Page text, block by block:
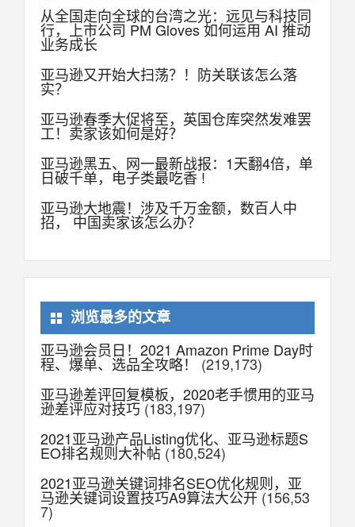
从全国走向全球的台湾之光：远见与科技同
行，上市公司 PM Gloves 如何运用 AI 推动
业务成长
亚马逊又开始大扫荡？！防关联该怎么落
实？
亚马逊春季大促将至，英国仓库突然发难罢
工！卖家该如何是好？
亚马逊黑五、网一最新战报：1天翻4倍，单
日破千单，电子类最吃香 !
亚马逊大地震！涉及千万金额，数百人中
招， 中国卖家该怎么办？
浏览最多的文章
亚马逊会员日！2021 Amazon Prime Day时
程、爆单、选品全攻略！
(219,173)
亚马逊差评回复模板，2020老手惯用的亚马
逊差评应对技巧 (183,197)
2021亚马逊产品Listing优化、亚马逊标题S
EO排名规则大补帖 (180,524)
2021亚马逊关键词排名SEO优化规则，亚
马逊关键词设置技巧A9算法大公开 (156,53
7)